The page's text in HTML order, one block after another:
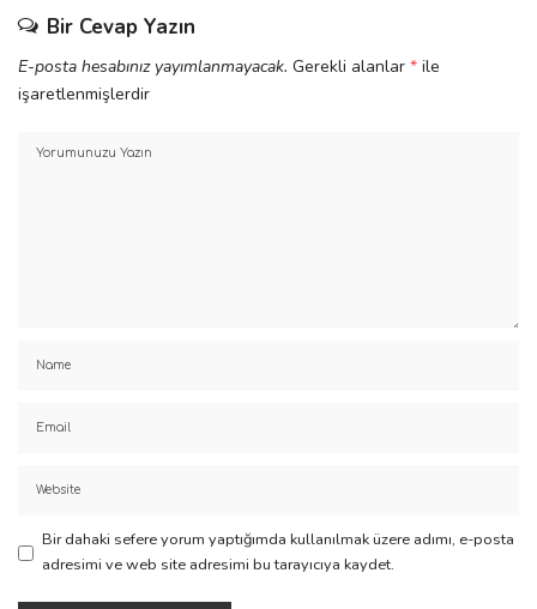
Bir Cevap Yazın
E-posta hesabınız yayımlanmayacak. Gerekli alanlar * ile
işaretlenmişlerdir
Bir dahaki sefere yorum yaptığımda kullanılmak üzere adımı, e-posta
adresimi ve web site adresimi bu tarayıcıya kaydet.